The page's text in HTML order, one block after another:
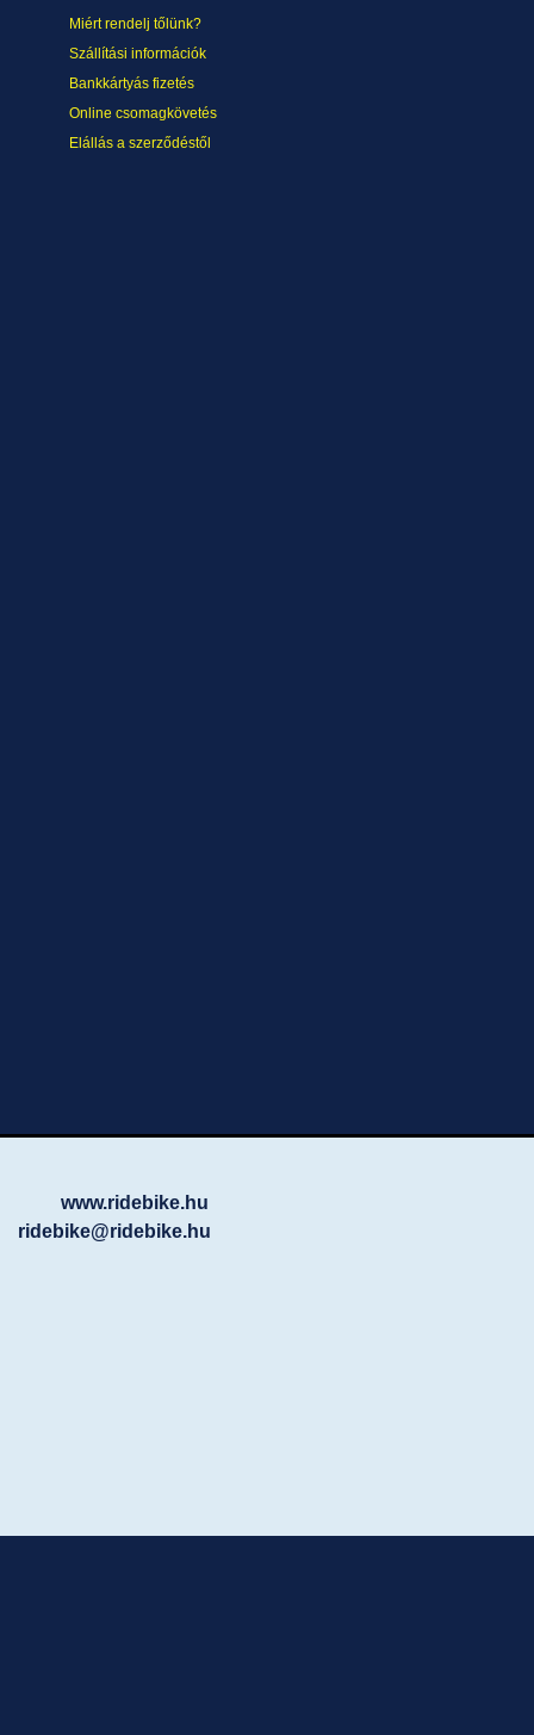
Miért rendelj tőlünk?
Szállítási információk
Bankkártyás fizetés
Online csomagkövetés
Elállás a szerződéstől
www.ridebike.hu
ridebike@ridebike.hu